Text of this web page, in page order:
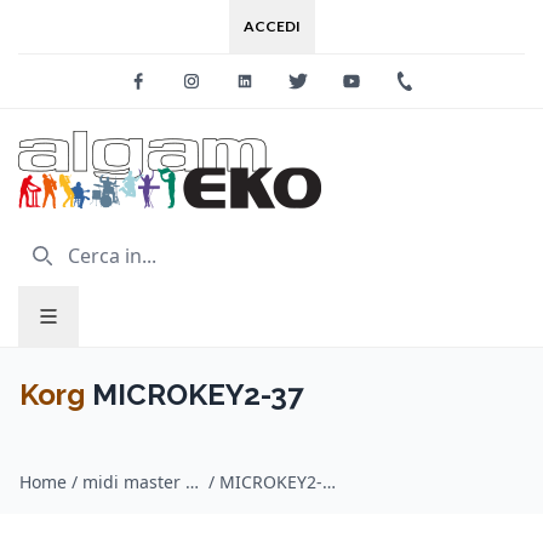
ACCEDI
FacebookInstagramLinkedinTwitter Youtube
Korg MICROKEY2-37
Home / midi master keyboard / Korg / MICROKEY2-37